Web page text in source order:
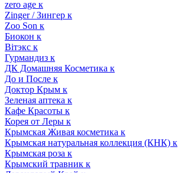
zero age к
Zinger / Зингер к
Zoo Son к
Биокон к
Вiтэкс к
Гурмандиз к
ДК Домашняя Косметика к
До и После к
Доктор Крым к
Зеленая аптека к
Кафе Красоты к
Корея от Леры к
Крымская Живая косметика к
Крымская натуральная коллекция (КНК) к
Крымская роза к
Крымский травник к